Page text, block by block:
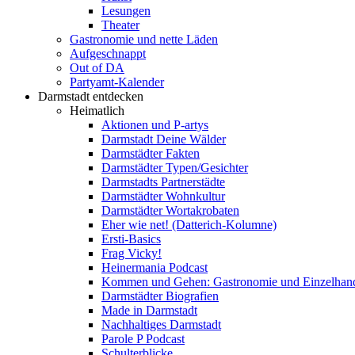
Lesungen
Theater
Gastronomie und nette Läden
Aufgeschnappt
Out of DA
Partyamt-Kalender
Darmstadt entdecken
Heimatlich
Aktionen und P-artys
Darmstadt Deine Wälder
Darmstädter Fakten
Darmstädter Typen/Gesichter
Darmstadts Partnerstädte
Darmstädter Wohnkultur
Darmstädter Wortakrobaten
Eher wie net! (Datterich-Kolumne)
Ersti-Basics
Frag Vicky!
Heinermania Podcast
Kommen und Gehen: Gastronomie und
Darmstädter Biografien
Made in Darmstadt
Nachhaltiges Darmstadt
Parole P Podcast